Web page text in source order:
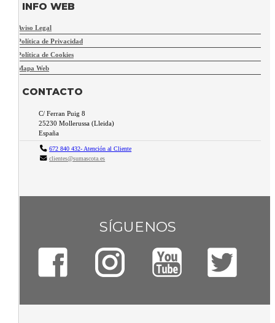
INFO WEB
Aviso Legal
Política de Privacidad
Política de Cookies
Mapa Web
CONTACTO
C/ Ferran Puig 8
25230 Mollerussa (Lleida)
España
672 840 432- Atención al Cliente
clientes@sumascota.es
SÍGUENOS